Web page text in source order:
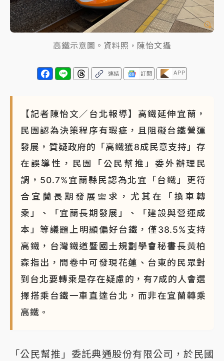
父親節泡湯了！中颱白海豚雨彈轟3天 「紅到發紫」降
雨熱區曝
高鐵示意圖。資料照，陳怡文攝
連結 訂閱 APP
【記者陳怡文／台北報導】高鐵延伸宜蘭，
民團認為決策程序有瑕疵，且阻礙台鐵營運
發展，質疑政府的「高鐵獲8成民意支持」存
在誤導性，民團「公民幫推」委外辦理民
調，50.7%宜蘭縣民認為北宜「台鐵」更符
合宜蘭長期發展需求，尤其在「換車轉
乘」、「宜蘭長期發展」、「建設與營運成
本」等議題上明顯偏好台鐵，僅38.5%支持
高鐵，台灣鐵道暨國土規劃學會秘書長黃柏
森指出，問卷中可發現花蓮、台東的民眾對
到台北要轉乘是存在疑慮的，有7成的人會選
擇搭乘台鐵一車直達台北，而非在宜蘭轉乘
高鐵。
「公民幫推」委託典通股份有限公司，於民國